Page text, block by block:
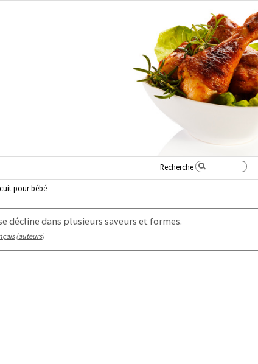
Recherche
pour bébé
décline dans plusieurs saveurs et formes.
(auteurs)